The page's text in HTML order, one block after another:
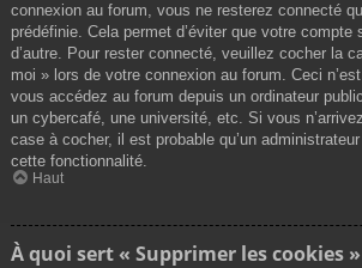
connexion au forum, vous ne resterez connecté
prédéfinie. Cela permet d’éviter que votre compte
d’autre. Pour rester connecté, veuillez cocher la
moi » lors de votre connexion au forum. Ceci
vous accédez au forum depuis un ordinateur
un cybercafé, une université, etc. Si vous
case à cocher, il est probable qu’un
cette fonctionnalité.
Haut
À quoi sert « Supprimer les cookies »